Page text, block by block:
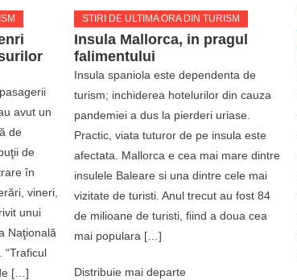
avut un
de
de
în
vineri,
unui
Naţională
“Traficul
[…]
STIRI DE ULTIMA ORA DIN TURISM
Insula Mallorca, in pragul
falimentului
Insula spaniola este dependenta de
turism; inchiderea hotelurilor din cauza
pandemiei a dus la pierderi uriase.
Practic, viata tuturor de pe insula este
afectata. Mallorca e cea mai mare dintre
insulele Baleare si una dintre cele mai
vizitate de turisti. Anul trecut au fost 84
de milioane de turisti, fiind a doua cea
mai populara […]
Distribuie mai departe